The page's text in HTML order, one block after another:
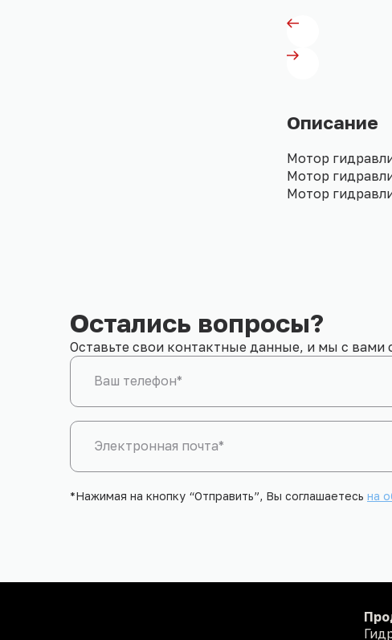
Описание
Мотор
Мотор
Мотор
Остались вопросы?
Оставьте свои контактные данные, и мы с вами
Ваш телефон*
Электронная почта*
*Нажимая на кнопку “Отправить”, Вы соглашаетесь на